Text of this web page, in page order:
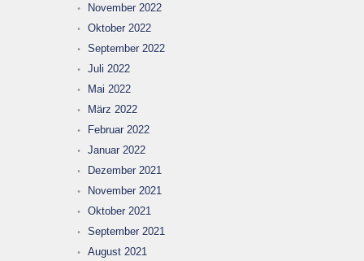
November 2022
Oktober 2022
September 2022
Juli 2022
Mai 2022
März 2022
Februar 2022
Januar 2022
Dezember 2021
November 2021
Oktober 2021
September 2021
August 2021